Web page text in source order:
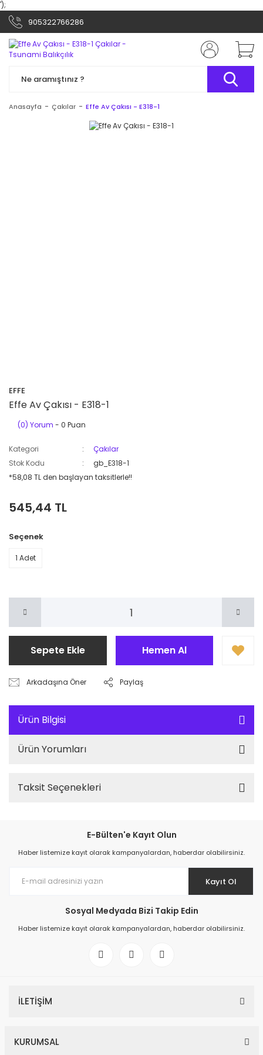
');
905322766286
Anasayfa Çakılar Effe Av Çakısı - E318-1
EFFE
Effe Av Çakısı - E318-1
(0) Yorum - 0 Puan
Kategori
Çakılar
Stok Kodu
gb_E318-1
*58,08 TL den başlayan taksitlerle!!
545,44 TL
Seçenek
1 Adet
Sepete Ekle Hemen Al
Arkadaşına Öner Paylaş
Ürün Bilgisi
Ürün Yorumları
Taksit Seçenekleri
E-Bülten'e Kayıt Olun
Haber listemize kayıt olarak kampanyalardan, haberdar olabilirsiniz.
Kayıt Ol
Sosyal Medyada Bizi Takip Edin
Haber listemize kayıt olarak kampanyalardan, haberdar olabilirsiniz.
İLETİŞİM
KURUMSAL